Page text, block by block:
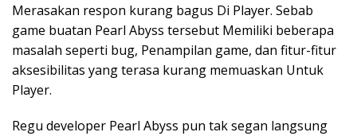
Merasakan respon kurang bagus Di Player. Sebab
game buatan Pearl Abyss tersebut Memiliki beberapa
masalah seperti bug, Penampilan game, dan fitur-fitur
aksesibilitas yang terasa kurang memuaskan Untuk
Player.
Regu developer Pearl Abyss pun tak segan langsung